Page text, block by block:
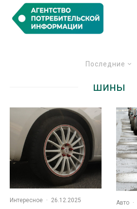
Последние
шины
Интересное · 26.12.2025 Авто ·